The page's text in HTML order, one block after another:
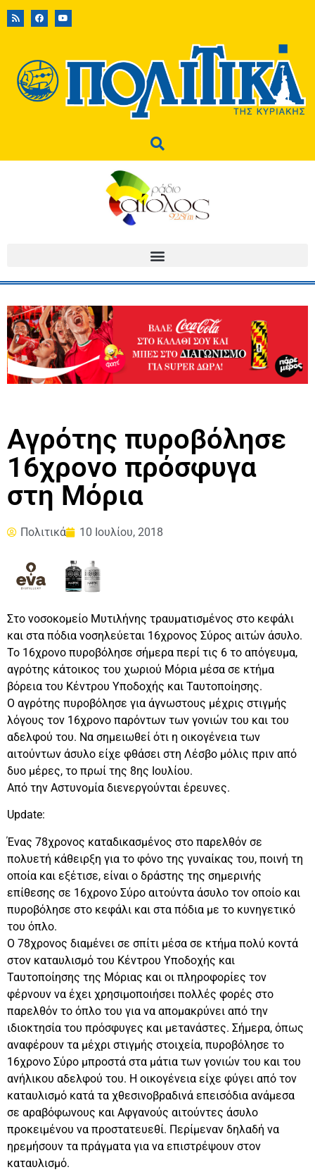
Αγρότης πυροβόλησε
16χρονο πρόσφυγα
στη Μόρια
Πολιτικά 10 Ιουλίου, 2018
Στο νοσοκομείο Μυτιλήνης τραυματισμένος στο κεφάλι
και στα πόδια νοσηλεύεται 16χρονος Σύρος αιτών άσυλο.
Το 16χρονο πυροβόλησε σήμερα περί τις 6 το απόγευμα,
αγρότης κάτοικος του χωριού Μόρια μέσα σε κτήμα
βόρεια του Κέντρου Υποδοχής και Ταυτοποίησης.
Ο αγρότης πυροβόλησε για άγνωστους μέχρις στιγμής
λόγους τον 16χρονο παρόντων των γονιών του και του
αδελφού του. Να σημειωθεί ότι η οικογένεια των
αιτούντων άσυλο είχε φθάσει στη Λέσβο μόλις πριν από
δυο μέρες, το πρωί της 8ης Ιουλίου.
Από την Αστυνομία διενεργούνται έρευνες.
Update:
Ένας 78χρονος καταδικασμένος στο παρελθόν σε
πολυετή κάθειρξη για το φόνο της γυναίκας του, ποινή τη
οποία και εξέτισε, είναι ο δράστης της σημερινής
επίθεσης σε 16χρονο Σύρο αιτούντα άσυλο τον οποίο και
πυροβόλησε στο κεφάλι και στα πόδια με το κυνηγετικό
του όπλο.
Ο 78χρονος διαμένει σε σπίτι μέσα σε κτήμα πολύ κοντά
στον καταυλισμό του Κέντρου Υποδοχής και
Ταυτοποίησης της Μόριας και οι πληροφορίες τον
φέρνουν να έχει χρησιμοποιήσει πολλές φορές στο
παρελθόν το όπλο του για να απομακρύνει από την
ιδιοκτησία του πρόσφυγες και μετανάστες. Σήμερα, όπως
αναφέρουν τα μέχρι στιγμής στοιχεία, πυροβόλησε το
16χρονο Σύρο μπροστά στα μάτια των γονιών του και του
ανήλικου αδελφού του. Η οικογένεια είχε φύγει από τον
καταυλισμό κατά τα χθεσινοβραδινά επεισόδια ανάμεσα
σε αραβόφωνους και Αφγανούς αιτούντες άσυλο
προκειμένου να προστατευεθί. Περίμεναν δηλαδή να
ηρεμήσουν τα πράγματα για να επιστρέψουν στον
καταυλισμό.